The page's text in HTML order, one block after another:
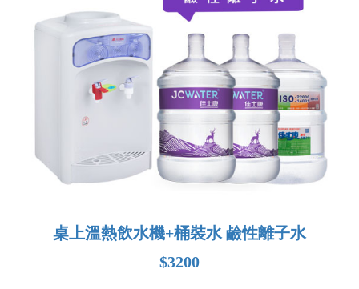
桌上溫熱飲水機+桶裝水 鹼性離子水
$3200